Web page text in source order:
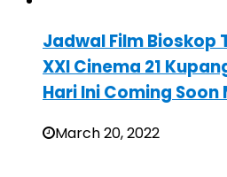
Jadwal Film Bioskop
XXI Cinema 21
Hari Ini Coming
March 20, 2022